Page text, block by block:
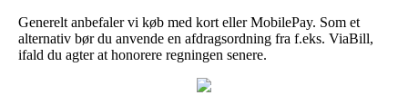
Generelt anbefaler vi køb med kort eller MobilePay. Som et
alternativ bør du anvende en afdragsordning fra f.eks. ViaBill,
ifald du agter at honorere regningen senere.